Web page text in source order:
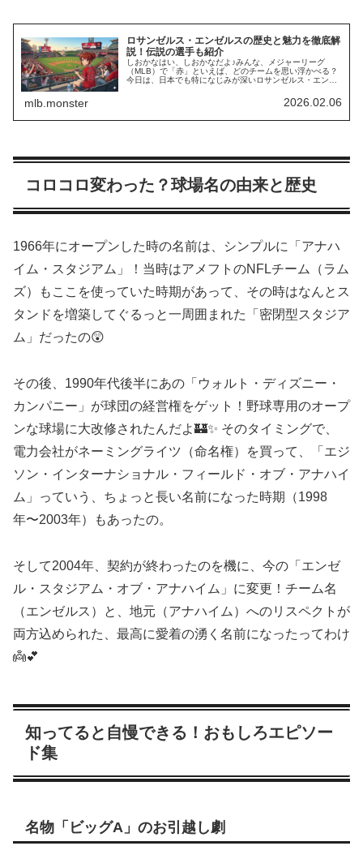
ロサンゼルス・エンゼルスの歴史と魅力を徹底解
説！伝説の選手も紹介
しおかなはい、しおかなだよ♪みんな、メジャーリーグ
（MLB）で「赤」といえば、どのチームを思い浮かべる？
今日は、日本でも特になじみが深いロサンゼルス・エンゼ
mlb.monster 2026.02.06
コロコロ変わった？球場名の由来と歴史
1966年にオープンした時の名前は、シンプルに「アナハ
イム・スタジアム」！当時はアメフトのNFLチーム（ラム
ズ）もここを使っていた時期があって、その時はなんとス
タンドを増築してぐるっと一周囲まれた「密閉型スタジア
ム」だったの😲
その後、1990年代後半にあの「ウォルト・ディズニー・
カンパニー」が球団の経営権をゲット！野球専用のオープ
ンな球場に大改修されたんだよ🏰✨ そのタイミングで、
電力会社がネーミングライツ（命名権）を買って、「エジ
ソン・インターナショナル・フィールド・オブ・アナハイ
ム」っていう、ちょっと長い名前になった時期（1998
年〜2003年）もあったの。
そして2004年、契約が終わったのを機に、今の「エンゼ
ル・スタジアム・オブ・アナハイム」に変更！チーム名
（エンゼルス）と、地元（アナハイム）へのリスペクトが
両方込められた、最高に愛着の湧く名前になったってわけ
👼💕
知ってると自慢できる！おもしろエピソー
ド集
名物「ビッグA」のお引越し劇